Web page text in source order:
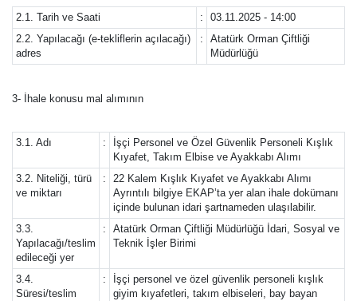
2.1. Tarih ve Saati :
03.11.2025 - 14:00
2.2. Yapılacağı (e-tekliflerin açılacağı)
adres
:
Atatürk Orman Çiftliği
Müdürlüğü
3- İhale konusu mal alımının
3.1. Adı :
İşçi Personel ve Özel Güvenlik Personeli Kışlık
Kıyafet, Takım Elbise ve Ayakkabı Alımı
3.2. Niteliği, türü
ve miktarı
:
22 Kalem Kışlık Kıyafet ve Ayakkabı Alımı
Ayrıntılı bilgiye EKAP’ta yer alan ihale dokümanı
içinde bulunan idari şartnameden ulaşılabilir.
3.3.
Yapılacağı/teslim
edileceği yer
:
Atatürk Orman Çiftliği Müdürlüğü İdari, Sosyal ve
Teknik İşler Birimi
3.4.
Süresi/teslim
:
İşçi personel ve özel güvenlik personeli kışlık
giyim kıyafetleri, takım elbiseleri, bay bayan